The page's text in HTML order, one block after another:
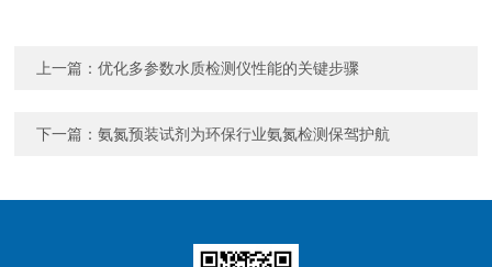
上一篇：优化多参数水质检测仪性能的关键步骤
下一篇：氨氮预装试剂为环保行业氨氮检测保驾护航